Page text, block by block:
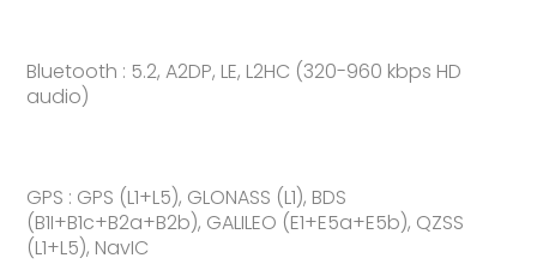
Bluetooth : 5.2, A2DP, LE, L2HC (320-960 kbps HD
audio)
GPS : GPS (L1+L5), GLONASS (L1), BDS
(B1I+B1c+B2a+B2b), GALILEO (E1+E5a+E5b), QZSS
(L1+L5), NavIC